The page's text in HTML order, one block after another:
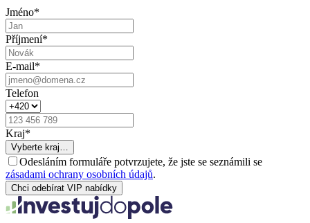
Jméno*
Příjmení*
E-mail*
Telefon
Kraj*
Vyberte kraj…
Odesláním formuláře potvrzujete, že jste se seznámili se
zásadami ochrany osobních údajů.
Chci odebírat VIP nabídky